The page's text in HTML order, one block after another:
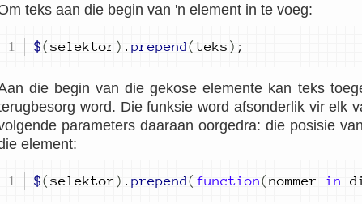
teks aan die begin van 'n element in te voeg:
$( selektor ) . prepend( teks ) ;
die begin van die gekose elemente kan teks
word. Die funksie word afsonderlik vir elk
parameters daaraan oorgedra: die posisie
element:
$( selektor ) . prepend( function( nommer in